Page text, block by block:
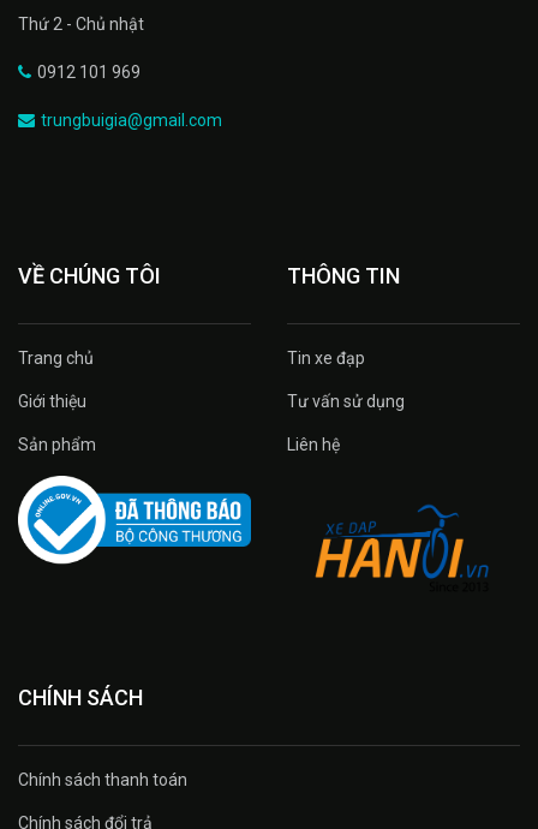
Thứ 2 - Chủ nhật
0912 101 969
trungbuigia@gmail.com
VỀ CHÚNG TÔI
Trang chủ
Giới thiệu
Sản phẩm
THÔNG TIN
Tin xe đạp
Tư vấn sử dụng
Liên hệ
CHÍNH SÁCH
Chính sách thanh toán
Chính sách đổi trả